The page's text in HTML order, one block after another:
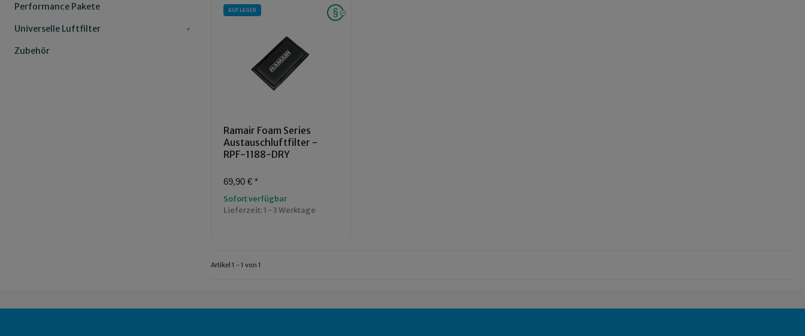
AUF LAGER
Ramair Foam Series
Austauschluftfilter -
RPF-1188-DRY
69,90 € *
Sofort verfügbar
Lieferzeit:1 - 3 Werktage
Artikel 1 - 1 von 1
Performance Pakete
Universelle Luftfilter
Zubehör